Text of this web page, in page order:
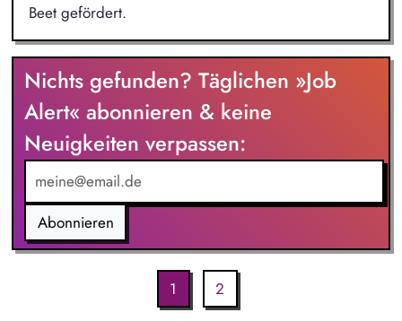
Beet gefördert.
Nichts gefunden? Täglichen »Job
Alert« abonnieren & keine
Neuigkeiten verpassen:
Abonnieren
1 2